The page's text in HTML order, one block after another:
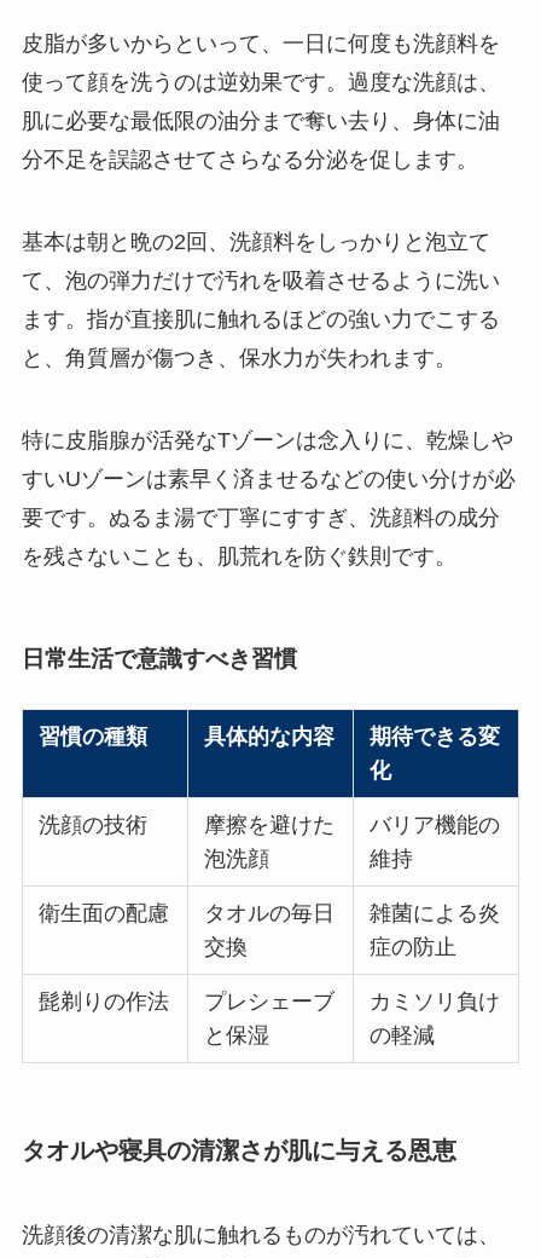
皮脂が多いからといって、一日に何度も洗顔料を
使って顔を洗うのは逆効果です。過度な洗顔は、
肌に必要な最低限の油分まで奪い去り、身体に油
分不足を誤認させてさらなる分泌を促します。
基本は朝と晩の2回、洗顔料をしっかりと泡立て
て、泡の弾力だけで汚れを吸着させるように洗い
ます。指が直接肌に触れるほどの強い力でこする
と、角質層が傷つき、保水力が失われます。
特に皮脂腺が活発なTゾーンは念入りに、乾燥しや
すいUゾーンは素早く済ませるなどの使い分けが必
要です。ぬるま湯で丁寧にすすぎ、洗顔料の成分
を残さないことも、肌荒れを防ぐ鉄則です。
日常生活で意識すべき習慣
習慣の種類 具体的な内容
期待できる変
化
洗顔の技術
摩擦を避けた
泡洗顔
バリア機能の
維持
衛生面の配慮
タオルの毎日
交換
雑菌による炎
症の防止
髭剃りの作法
プレシェーブ
と保湿
カミソリ負け
の軽減
タオルや寝具の清潔さが肌に与える恩恵
洗顔後の清潔な肌に触れるものが汚れていては、